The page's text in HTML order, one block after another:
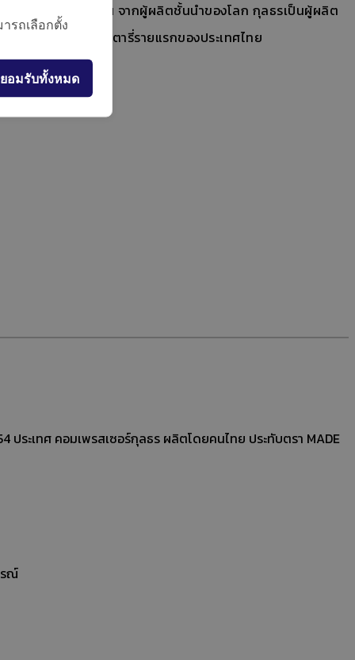
เครื่อง ทําความเย็น จากผู้ผลิตชั้นนําของโลก กุลธรเป็นผู้ผลิต
พรสเซอร์ระบบโรตารี่รายแรกของประเทศไทย
ระเทศ คอมเพรสเซอร์กุลธร ผลิตโดยคนไทย ประทับตรา MADE
รณ์
รถเลือกตั้ง
ยอมรับทั้งหมด